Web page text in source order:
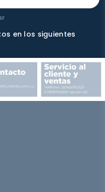
en los siguientes